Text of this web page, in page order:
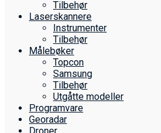
Tilbehør
Laserskannere
Instrumenter
Tilbehør
Målebøker
Topcon
Samsung
Tilbehør
Utgåtte modeller
Programvare
Georadar